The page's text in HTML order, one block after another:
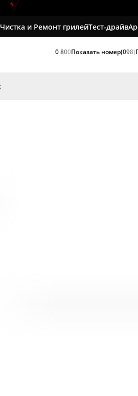
Чистка и Ремонт грилейТест-драйв
0 800Показать номер(098)